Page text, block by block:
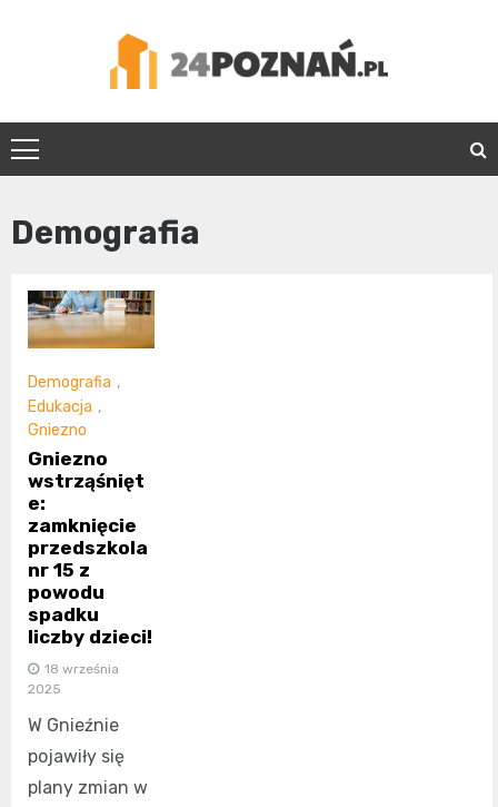
24Poznań.pl
Demografia
Demografia ,
Edukacja ,
Gniezno
Gniezno
wstrząśnięt
e:
zamknięcie
przedszkola
nr 15 z
powodu
spadku
liczby dzieci!
18 września
2025
W Gnieźnie
pojawiły się
plany zmian w